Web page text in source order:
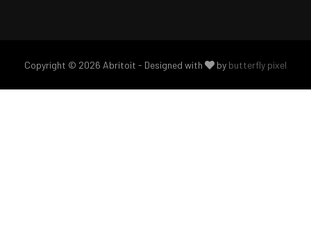
Copyright © 2026 Abritoit - Designed with by butterfly pixel